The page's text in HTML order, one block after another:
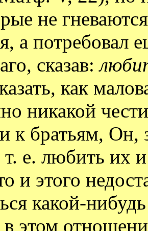
не
а потребовал
сказав:
как
никакой
к братьям, Он,
е. любить их
и этого
какой-
этом